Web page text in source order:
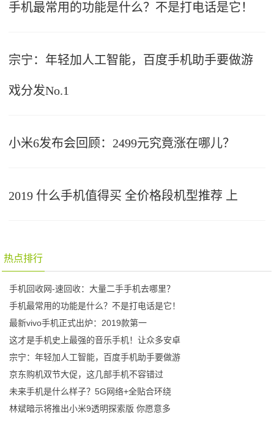
手机最常用的功能是什么？不是打电话是它！
宗宁：年轻加人工智能，百度手机助手要做游
戏分发No.1
小米6发布会回顾：2499元究竟涨在哪儿？
2019 什么手机值得买 全价格段机型推荐 上
热点排行
手机回收网-速回收：大量二手手机去哪里？
手机最常用的功能是什么？不是打电话是它！
最新vivo手机正式出炉：2019款第一
这才是手机史上最强的音乐手机！让众多安卓
宗宁：年轻加人工智能，百度手机助手要做游
京东购机双节大促，这几部手机不容错过
未来手机是什么样子？5G网络+全贴合环绕
林斌暗示将推出小米9透明探索版 你愿意多